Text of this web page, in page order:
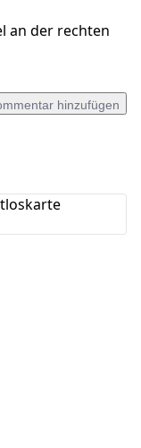
an der rechten
hinzufügen